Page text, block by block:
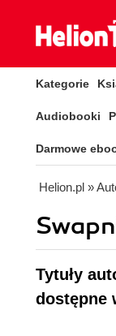
Kategorie
Audiobooki
Darmowe
Helion.pl »
Tytuły
dostępne